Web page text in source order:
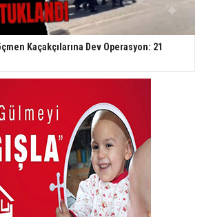
Kaçakçılarına Dev Operasyon: 21